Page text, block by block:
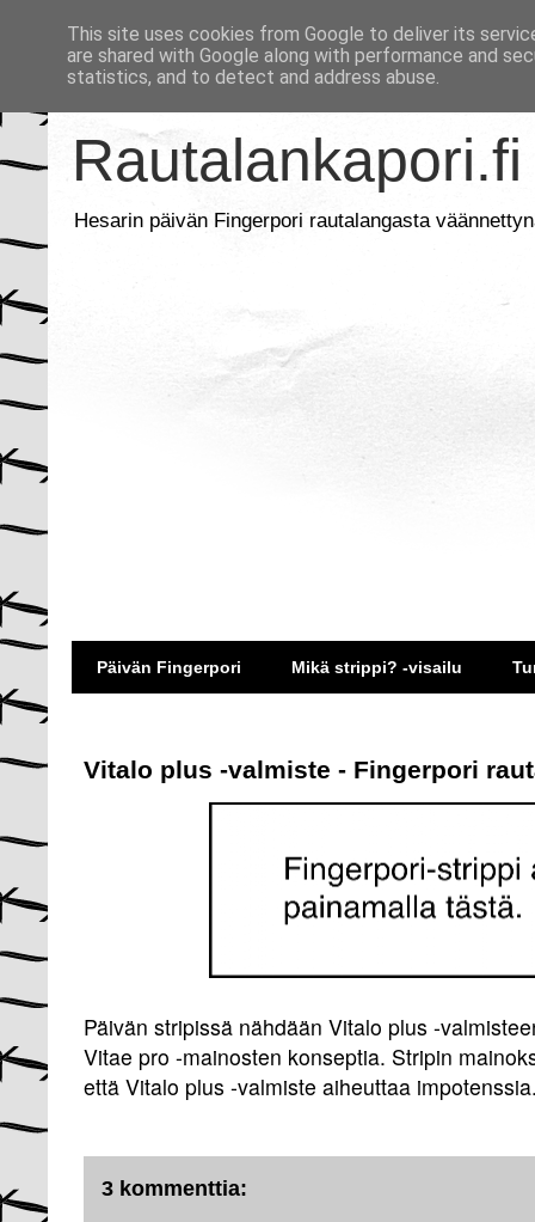
Rautalankapori.fi
Hesarin päivän Fingerpori rautalangasta
Päivän Fingerpori Mikä strippi? -visailu
Vitalo plus -valmiste - Fingerpori
Päivän stripissä nähdään Vitalo plus -
Vitae pro -mainosten konseptia. Stripin
että Vitalo plus -valmiste aiheuttaa
3 kommenttia:
This site uses cookies from Google to deliver its
are shared with Google along with performance and
statistics, and to detect and address abuse.